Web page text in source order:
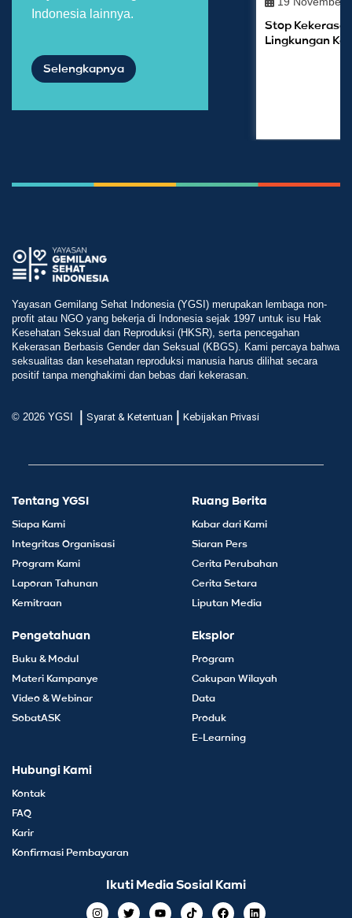
Indonesia lainnya.
Selengkapnya
Stop
Lingkungan
Yayasan Gemilang Sehat Indonesia (YGSI) merupakan lembaga non-
profit atau NGO yang bekerja di Indonesia sejak 1997 untuk isu Hak
Kesehatan Seksual dan Reproduksi (HKSR), serta pencegahan
Kekerasan Berbasis Gender dan Seksual (KBGS). Kami percaya bahwa
seksualitas dan kesehatan reproduksi manusia harus dilihat secara
positif tanpa menghakimi dan bebas dari kekerasan.
© 2026 YGSI Syarat & Ketentuan Kebijakan Privasi
Tentang YGSI
Siapa Kami
Integritas Organisasi
Program Kami
Laporan Tahunan
Kemitraan
Ruang Berita
Kabar dari Kami
Siaran Pers
Cerita Perubahan
Cerita Setara
Liputan Media
Pengetahuan
Buku & Modul
Materi Kampanye
Video & Webinar
SobatASK
Eksplor
Program
Cakupan Wilayah
Data
Produk
E-Learning
Hubungi Kami
Kontak
FAQ
Karir
Konfirmasi Pembayaran
Ikuti Media Sosial Kami